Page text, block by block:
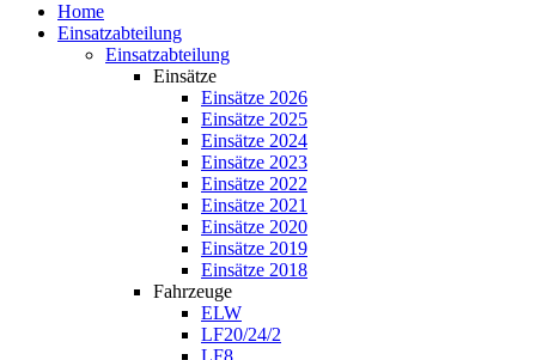
Home
Einsatzabteilung
Einsatzabteilung
Einsätze
Einsätze 2026
Einsätze 2025
Einsätze 2024
Einsätze 2023
Einsätze 2022
Einsätze 2021
Einsätze 2020
Einsätze 2019
Einsätze 2018
Fahrzeuge
ELW
LF20/24/2